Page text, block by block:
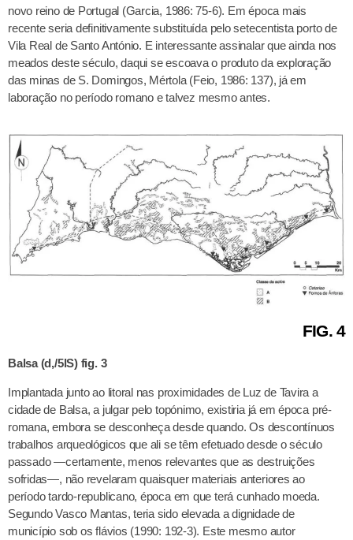
novo reino de Portugal (Garcia, 1986: 75-6). Em época mais
recente seria definitivamente substituída pelo setecentista porto de
Vila Real de Santo António. E interessante assinalar que ainda nos
meados deste século, daqui se escoava o produto da exploração
das minas de S. Domingos, Mértola (Feio, 1986: 137), já em
laboração no período romano e talvez mesmo antes.
FIG. 4
Balsa (d,/5lS) fig. 3
Implantada junto ao litoral nas proximidades de Luz de Tavira a
cidade de Balsa, a julgar pelo topónimo, existiria já em época pré-
romana, embora se desconheça desde quando. Os descontínuos
trabalhos arqueológicos que ali se têm efetuado desde o século
passado —certamente, menos relevantes que as destruições
sofridas—, não revelaram quaisquer materiais anteriores ao
período tardo-republicano, época em que terá cunhado moeda.
Segundo Vasco Mantas, teria sido elevada a dignidade de
município sob os flávios (1990: 192-3). Este mesmo autor